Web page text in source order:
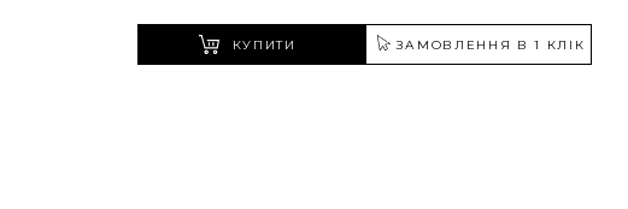
КУПИТИ ЗАМОВЛЕННЯ В 1 КЛІК